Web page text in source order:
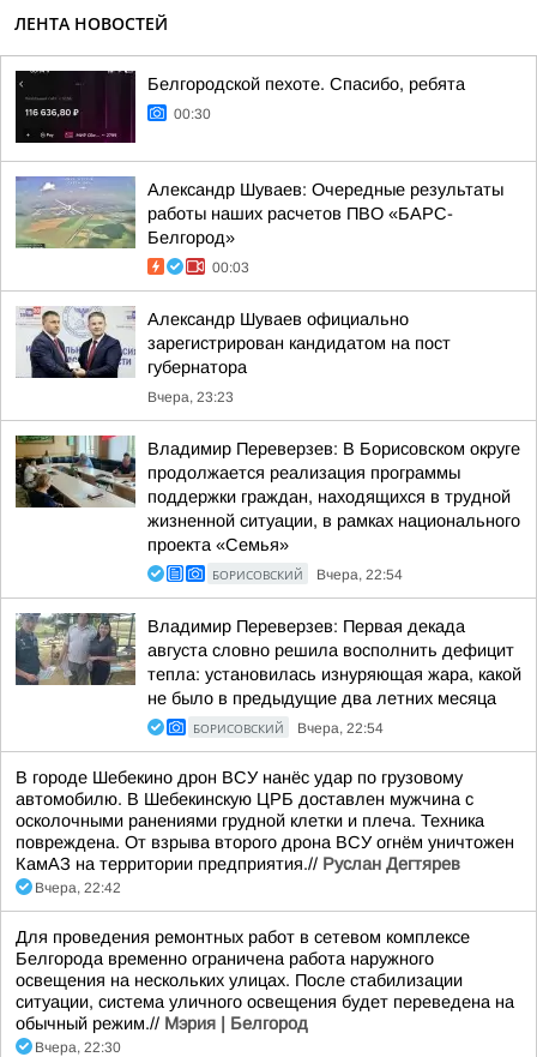
ЛЕНТА НОВОСТЕЙ
Белгородской пехоте. Спасибо, ребята
00:30
Александр Шуваев: Очередные результаты
работы наших расчетов ПВО «БАРС-
Белгород»
00:03
Александр Шуваев официально
зарегистрирован кандидатом на пост
губернатора
Вчера, 23:23
Владимир Переверзев: В Борисовском округе
продолжается реализация программы
поддержки граждан, находящихся в трудной
жизненной ситуации, в рамках национального
проекта «Семья»
БОРИСОВСКИЙ Вчера, 22:54
Владимир Переверзев: Первая декада
августа словно решила восполнить дефицит
тепла: установилась изнуряющая жара, какой
не было в предыдущие два летних месяца
БОРИСОВСКИЙ Вчера, 22:54
В городе Шебекино дрон ВСУ нанёс удар по грузовому
автомобилю. В Шебекинскую ЦРБ доставлен мужчина с
осколочными ранениями грудной клетки и плеча. Техника
повреждена. От взрыва второго дрона ВСУ огнём уничтожен
КамАЗ на территории предприятия.// Руслан Дегтярев
Вчера, 22:42
Для проведения ремонтных работ в сетевом комплексе
Белгорода временно ограничена работа наружного
освещения на нескольких улицах. После стабилизации
ситуации, система уличного освещения будет переведена на
обычный режим.// Мэрия | Белгород
Вчера, 22:30